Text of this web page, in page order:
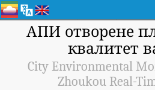
АПИ отворене
квалитет
City Environmental
Zhoukou Real-